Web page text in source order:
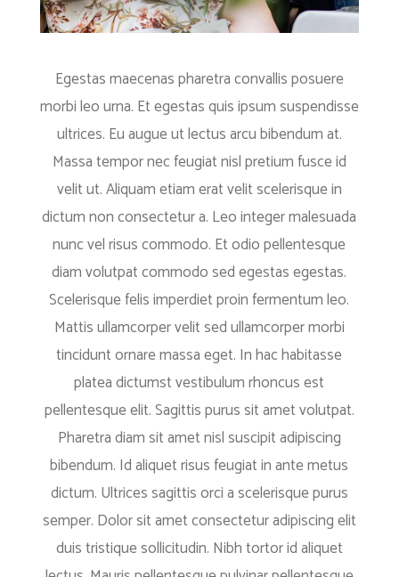
Egestas maecenas pharetra convallis posuere
morbi leo urna. Et egestas quis ipsum suspendisse
ultrices. Eu augue ut lectus arcu bibendum at.
Massa tempor nec feugiat nisl pretium fusce id
velit ut. Aliquam etiam erat velit scelerisque in
dictum non consectetur a. Leo integer malesuada
nunc vel risus commodo. Et odio pellentesque
diam volutpat commodo sed egestas egestas.
Scelerisque felis imperdiet proin fermentum leo.
Mattis ullamcorper velit sed ullamcorper morbi
tincidunt ornare massa eget. In hac habitasse
platea dictumst vestibulum rhoncus est
pellentesque elit. Sagittis purus sit amet volutpat.
Pharetra diam sit amet nisl suscipit adipiscing
bibendum. Id aliquet risus feugiat in ante metus
dictum. Ultrices sagittis orci a scelerisque purus
semper. Dolor sit amet consectetur adipiscing elit
duis tristique sollicitudin. Nibh tortor id aliquet